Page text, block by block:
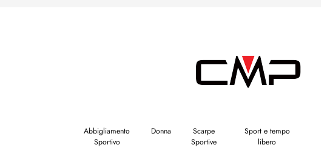
Abbigliamento
Sportivo
Donna
Scarpe
Sportive
Sport e tempo
libero